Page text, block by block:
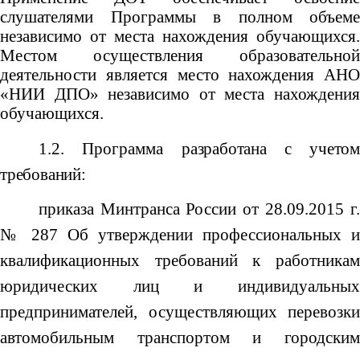
слушателями Программы в полном объеме
независимо от места нахождения обучающихся.
Местом осуществления образовательной
деятельности является место нахождения АНО
«НИИ ДПО» независимо от места нахождения
обучающихся.
1.2. Программа разработана с учетом
требований:
приказа Минтранса России от 28.09.2015 г.
№ 287 Об утверждении профессиональных и
квалификационных требований к работникам
юридических лиц и индивидуальных
предпринимателей, осуществляющих перевозки
автомобильным транспортом и городским